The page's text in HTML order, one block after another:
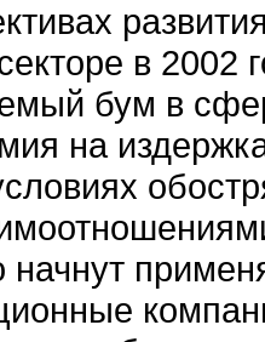
в 2002
бум в
на